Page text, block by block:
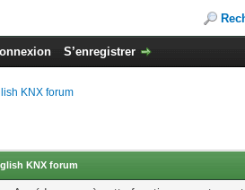
S’enregistrer
KNX forum
KNX forum